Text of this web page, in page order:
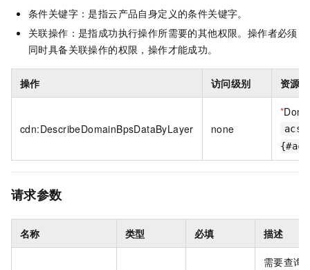
条件关键字：是指云产品自身定义的条件关键字。
关联操作：是指成功执行操作所需要的其他权限。操作者必须
同时具备关联操作的权限，操作才能成功。
操作 访问级别 资源
cdn:DescribeDomainBpsDataByLayer none
*
请求参数
名称 类型 必填 描述
需要查询